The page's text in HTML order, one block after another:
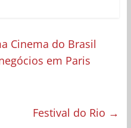
Cinema do Brasil
em Paris
Festival do Rio →